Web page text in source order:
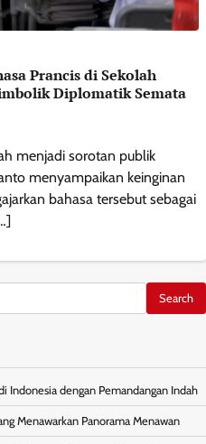
Prancis di Sekolah
Diplomatik Semata
menjadi sorotan publik
menyampaikan keinginan
bahasa tersebut sebagai
Indonesia dengan Pemandangan Indah
Menawarkan Panorama Menawan